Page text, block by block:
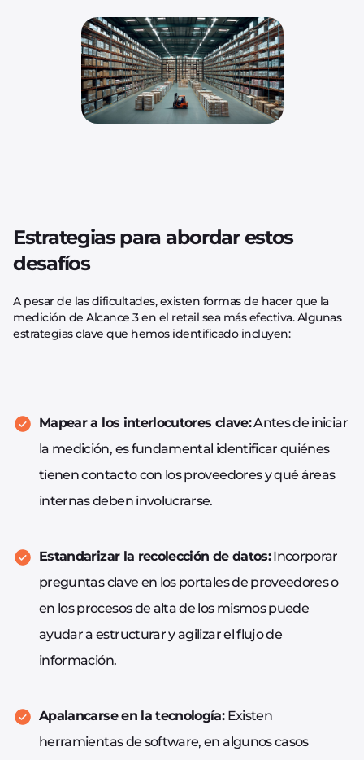
Estrategias para abordar estos
desafíos
A pesar de las dificultades, existen formas de hacer que la
medición de Alcance 3 en el retail sea más efectiva. Algunas
estrategias clave que hemos identificado incluyen:
Mapear a los interlocutores clave:Antes de iniciar
la medición, es fundamental identificar quiénes
tienen contacto con los proveedores y qué áreas
internas deben involucrarse.
Estandarizar la recolección de datos:Incorporar
preguntas clave en los portales de proveedores o
en los procesos de alta de los mismos puede
ayudar a estructurar y agilizar el flujo de
información.
Apalancarse en la tecnología:Existen
herramientas de software, en algunos casos